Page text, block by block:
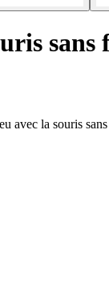
avec la souris